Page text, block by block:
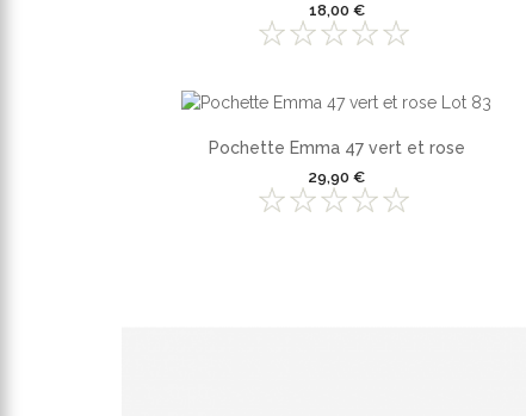
18,00 €
Pochette Emma 47 vert et rose
29,90 €